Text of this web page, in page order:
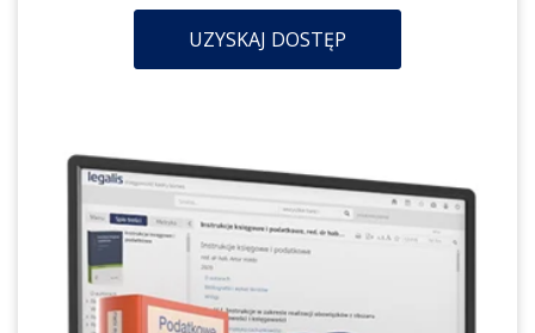
UZYSKAJ DOSTĘP